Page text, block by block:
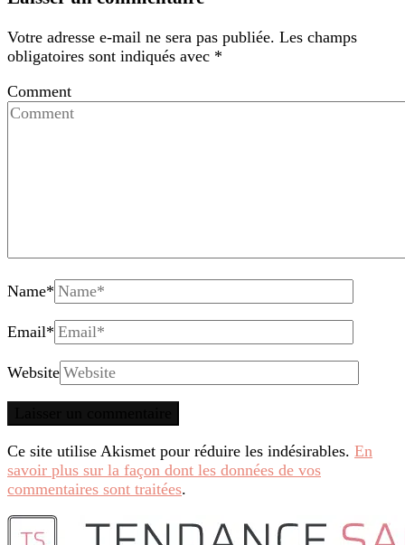
Votre adresse e-mail ne sera pas publiée. Les champs
obligatoires sont indiqués avec *
Comment
Name*
Email*
Website
Ce site utilise Akismet pour réduire les indésirables. En
savoir plus sur la façon dont les données de vos
commentaires sont traitées.